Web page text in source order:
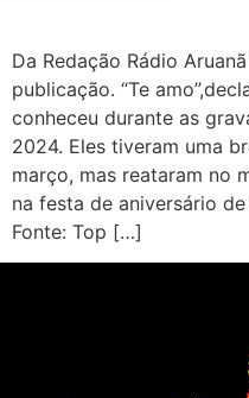
Da Redação Rádio
publicação. “Te
conheceu durante as
2024. Eles tiveram uma
março, mas reataram no
na festa de aniversário
Fonte: Top […]